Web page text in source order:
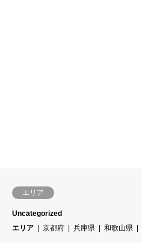
エリア
Uncategorized
エリア
京都府 兵庫県 和歌山県